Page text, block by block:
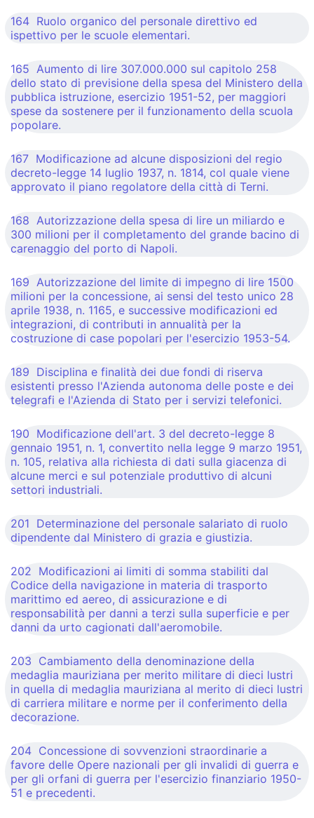
164 Ruolo organico del personale direttivo ed
ispettivo per le scuole elementari.
165 Aumento di lire 307.000.000 sul capitolo 258
dello stato di previsione della spesa del Ministero della
pubblica istruzione, esercizio 1951-52, per maggiori
spese da sostenere per il funzionamento della scuola
popolare.
167 Modificazione ad alcune disposizioni del regio
decreto-legge 14 luglio 1937, n. 1814, col quale viene
approvato il piano regolatore della città di Terni.
168 Autorizzazione della spesa di lire un miliardo e
300 milioni per il completamento del grande bacino di
carenaggio del porto di Napoli.
169 Autorizzazione del limite di impegno di lire 1500
milioni per la concessione, ai sensi del testo unico 28
aprile 1938, n. 1165, e successive modificazioni ed
integrazioni, di contributi in annualità per la
costruzione di case popolari per l'esercizio 1953-54.
189 Disciplina e finalità dei due fondi di riserva
esistenti presso l'Azienda autonoma delle poste e dei
telegrafi e l'Azienda di Stato per i servizi telefonici.
190 Modificazione dell'art. 3 del decreto-legge 8
gennaio 1951, n. 1, convertito nella legge 9 marzo 1951,
n. 105, relativa alla richiesta di dati sulla giacenza di
alcune merci e sul potenziale produttivo di alcuni
settori industriali.
201 Determinazione del personale salariato di ruolo
dipendente dal Ministero di grazia e giustizia.
202 Modificazioni ai limiti di somma stabiliti dal
Codice della navigazione in materia di trasporto
marittimo ed aereo, di assicurazione e di
responsabilità per danni a terzi sulla superficie e per
danni da urto cagionati dall'aeromobile.
203 Cambiamento della denominazione della
medaglia mauriziana per merito militare di dieci lustri
in quella di medaglia mauriziana al merito di dieci lustri
di carriera militare e norme per il conferimento della
decorazione.
204 Concessione di sovvenzioni straordinarie a
favore delle Opere nazionali per gli invalidi di guerra e
per gli orfani di guerra per l'esercizio finanziario 1950-
51 e precedenti.